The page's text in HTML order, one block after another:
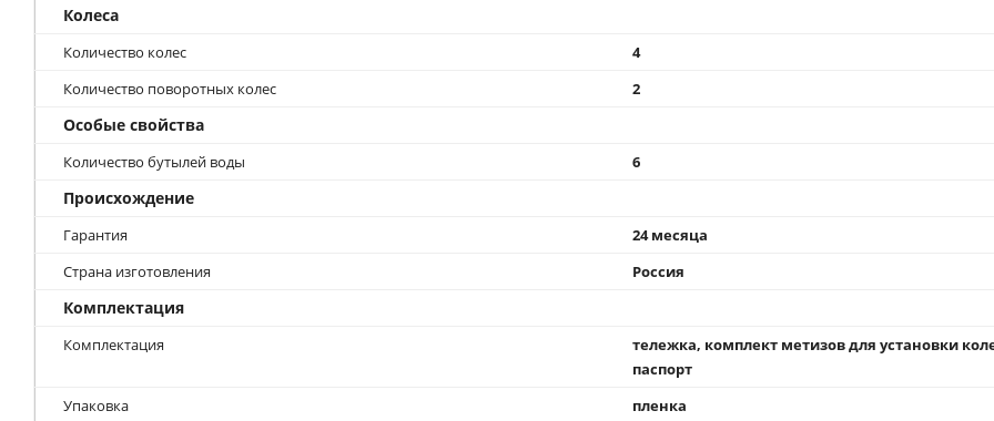
Колеса
Количество колес
4
Количество поворотных колес
2
Особые свойства
Количество бутылей воды 6
Происхождение
Гарантия
24 месяца
Страна изготовления
Россия
Комплектация
Комплектация
тележка, комплект метизов для установки
паспорт
Упаковка
пленка